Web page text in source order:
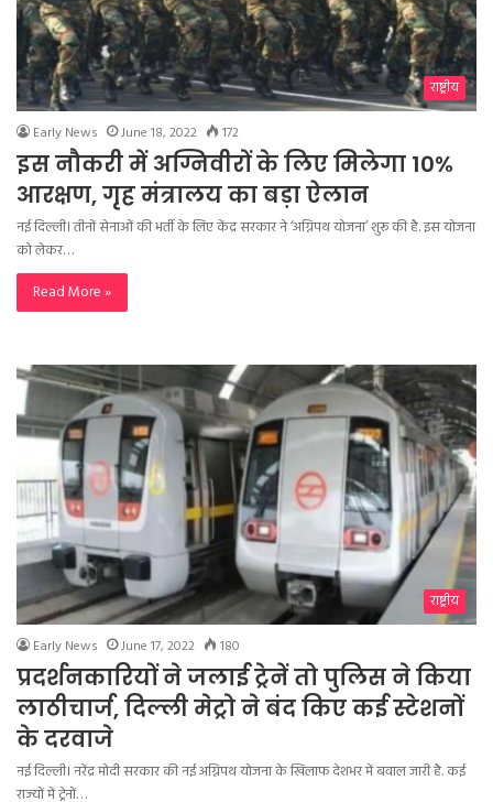
राष्ट्रीय
Early News June 18, 2022 172
इस नौकरी में अग्निवीरों के लिए मिलेगा 10%
आरक्षण, गृह मंत्रालय का बड़ा ऐलान
नई दिल्ली। तीनों सेनाओं की भर्ती के लिए केंद्र सरकार ने ‘अग्निपथ योजना’ शुरू की है. इस योजना
को लेकर…
Read More »
राष्ट्रीय
Early News June 17, 2022 180
प्रदर्शनकारियों ने जलाई ट्रेनें तो पुलिस ने किया
लाठीचार्ज, दिल्ली मेट्रो ने बंद किए कई स्टेशनों
के दरवाजे
नई दिल्ली। नरेंद्र मोदी सरकार की नई अग्निपथ योजना के खिलाफ देशभर में बवाल जारी है. कई
राज्यों में ट्रेनों…